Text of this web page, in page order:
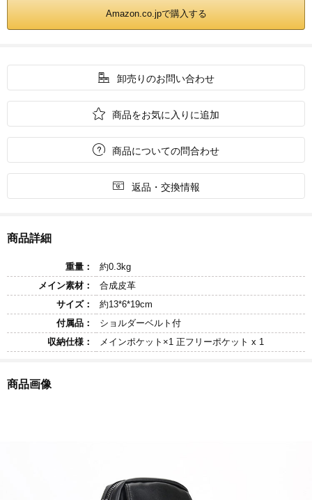
Amazon.co.jpで購入する
 卸売りのお問い合わせ
 商品をお気に入りに追加
 商品についての問合わせ
 返品・交換情報
商品詳細
重量：
約0.3kg
メイン素材：
合成皮革
サイズ：
約13*6*19cm
付属品：
ショルダーベルト付
収納仕様：
メインポケット×1 正フリーポケット x 1
商品画像